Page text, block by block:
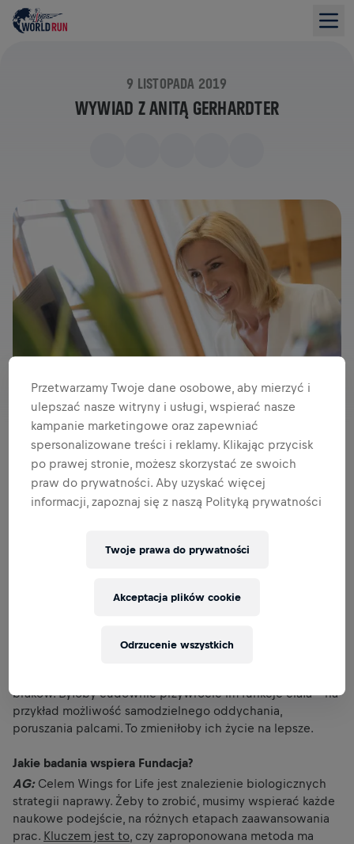
9 LISTOPADA 2019
WYWIAD Z ANITĄ GERHARDTER
Dyrektor generalna Wings for Life Anita Gerhardter
odpowiada na najczęściej zadawane pytania dotyczące
działalności Fundacji, najważniejszych badań
spróbować pomóc zmienić coś w życiu osób dotkniętych
rdzenia kręgowego jest dla ciebie takie ważne?
Znam wiele osób dotkniętych tym okrutnym urazem i
braków. Byłoby cudownie przywrócić im funkcje ciała – na
przykład możliwość samodzielnego oddychania,
poruszania palcami. To zmieniłoby ich życie na lepsze.
Jakie badania wspiera Fundacja?
AG:Celem Wings for Life jest znalezienie biologicznych
strategii naprawy. Żeby to zrobić, musimy wspierać każde
naukowe podejście, na różnych etapach zaawansowania
prac. Kluczem jest to , czy zaproponowana metoda ma
Przetwarzamy Twoje dane osobowe, aby mierzyć i
ulepszać nasze witryny i usługi, wspierać nasze
kampanie marketingowe oraz zapewniać
spersonalizowane treści i reklamy. Klikając przycisk
po prawej stronie, możesz skorzystać ze swoich
praw do prywatności. Aby uzyskać więcej
informacji, zapoznaj się z naszą Polityką prywatności
Twoje prawa do prywatności
Odrzucenie wszystkich
Akceptacja plików cookie